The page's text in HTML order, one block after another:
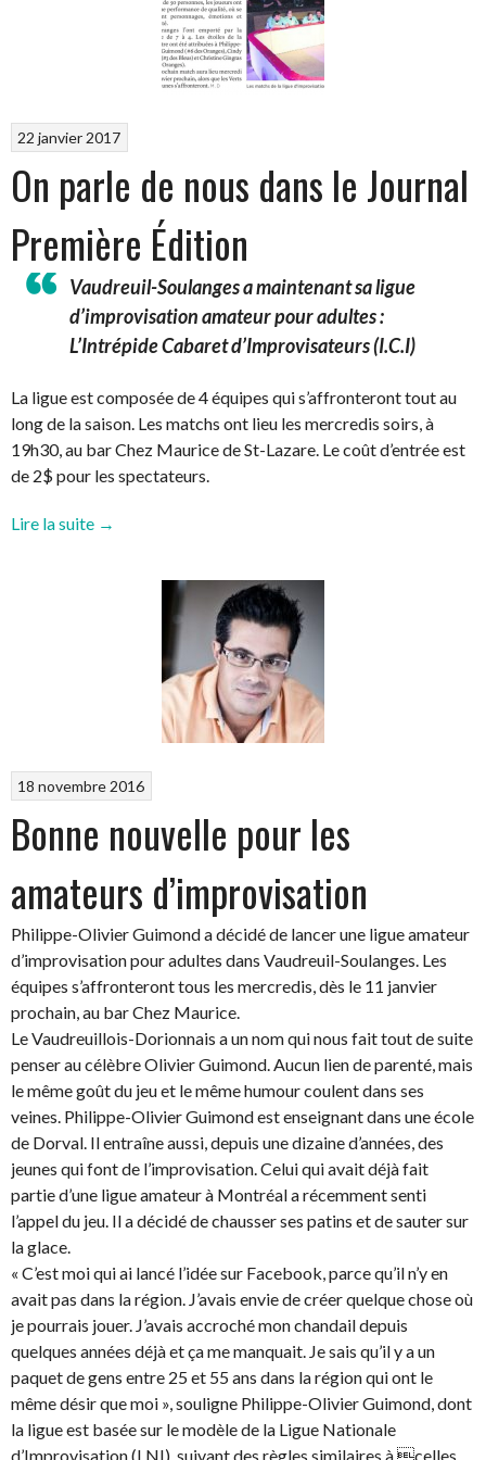
22 janvier 2017
On parle de nous dans le Journal
Première Édition
Vaudreuil-Soulanges a maintenant sa ligue
d’improvisation amateur pour adultes :
L’Intrépide Cabaret d’Improvisateurs (I.C.I)
La ligue est composée de 4 équipes qui s’affronteront tout au
long de la saison. Les matchs ont lieu les mercredis soirs, à
19h30, au bar Chez Maurice de St-Lazare. Le coût d’entrée est
de 2$ pour les spectateurs.
Lire la suite « On
→
18 novembre 2016
Bonne nouvelle pour les
amateurs d’improvisation
Philippe-Olivier Guimond a décidé de lancer une ligue amateur
d’improvisation pour adultes dans Vaudreuil-Soulanges. Les
équipes s’affronteront tous les mercredis, dès le 11 janvier
prochain, au bar Chez Maurice.
Le Vaudreuillois-Dorionnais a un nom qui nous fait tout de suite
penser au célèbre Olivier Guimond. Aucun lien de parenté, mais
le même goût du jeu et le même humour coulent dans ses
veines. Philippe-Olivier Guimond est enseignant dans une école
de Dorval. Il entraîne aussi, depuis une dizaine d’années, des
jeunes qui font de l’improvisation. Celui qui avait déjà fait
partie d’une ligue amateur à Montréal a récemment senti
l’appel du jeu. Il a décidé de chausser ses patins et de sauter sur
la glace.
« C’est moi qui ai lancé l’idée sur Facebook, parce qu’il n’y en
avait pas dans la région. J’avais envie de créer quelque chose où
je pourrais jouer. J’avais accroché mon chandail depuis
quelques années déjà et ça me manquait. Je sais qu’il y a un
paquet de gens entre 25 et 55 ans dans la région qui ont le
même désir que moi », souligne Philippe-Olivier Guimond, dont
la ligue est basée sur le modèle de la Ligue Nationale
d’Improvisation (LNI), suivant des règles similaires à celles